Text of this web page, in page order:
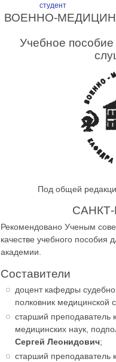
студент
ВОЕННО-
Учебное пособие
Под общей
Рекомендовано Ученым
качестве учебного пособия
академии.
Составители
доцент кафедры
полковник медицинской
старший
медицинских наук,
Сергей Леонидович;
старший